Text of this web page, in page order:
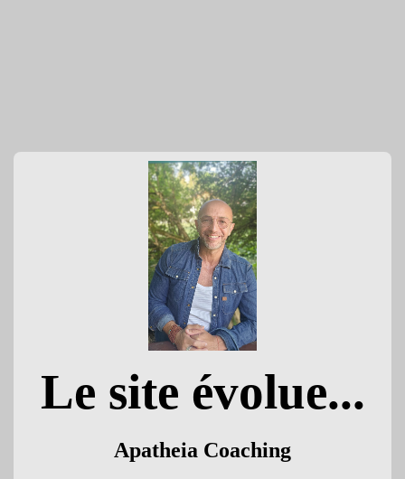
Le site évolue...
Apatheia Coaching